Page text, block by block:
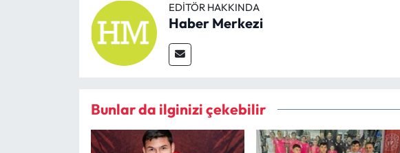
EDITÖR HAKKINDA
Haber Merkezi
Bunlar da ilginizi çekebilir